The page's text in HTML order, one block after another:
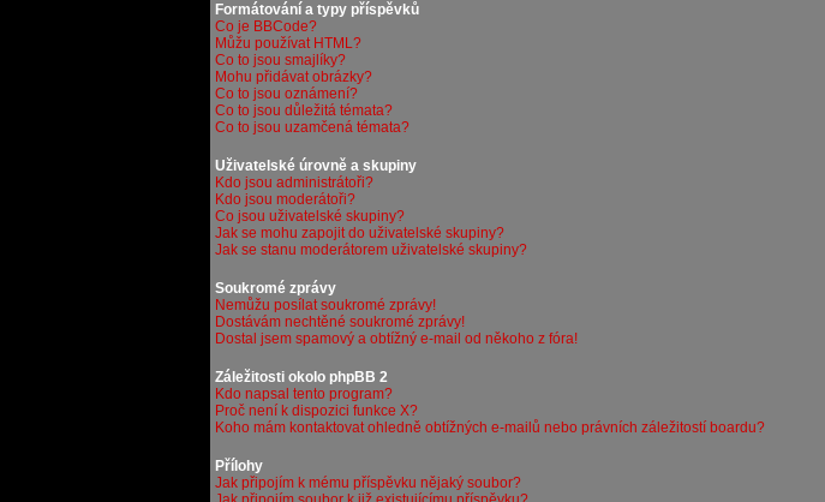
Formátování a typy příspěvků
Co je BBCode?
Můžu používat HTML?
Co to jsou smajlíky?
Mohu přidávat obrázky?
Co to jsou oznámení?
Co to jsou důležitá témata?
Co to jsou uzamčená témata?
Uživatelské úrovně a skupiny
Kdo jsou administrátoři?
Kdo jsou moderátoři?
Co jsou uživatelské skupiny?
Jak se mohu zapojit do uživatelské skupiny?
Jak se stanu moderátorem uživatelské skupiny?
Soukromé zprávy
Nemůžu posílat soukromé zprávy!
Dostávám nechtěné soukromé zprávy!
Dostal jsem spamový a obtížný e-mail od někoho z fóra!
Záležitosti okolo phpBB 2
Kdo napsal tento program?
Proč není k dispozici funkce X?
Koho mám kontaktovat ohledně obtížných e-mailů nebo právních záležitostí boardu?
Přílohy
Jak připojím k mému příspěvku nějaký soubor?